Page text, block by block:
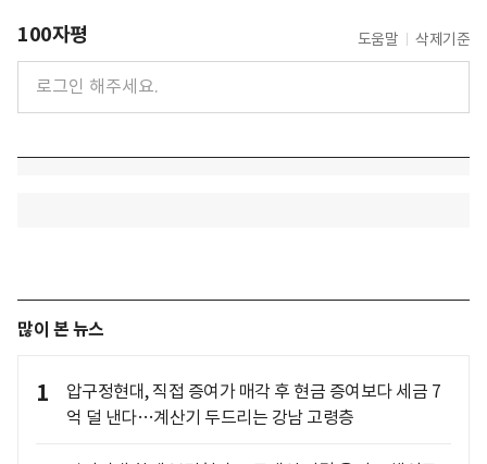
100자평 도움말 삭제기준
많이 본 뉴스
1
압구정현대, 직접 증여가 매각 후 현금 증여보다 세금 7
억 덜 낸다…계산기 두드리는 강남 고령층